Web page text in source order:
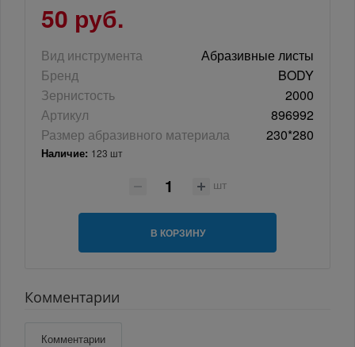
50 руб.
Вид инструмента
Абразивные листы
Бренд
BODY
Зернистость
2000
Артикул
896992
Размер абразивного материала
230*280
Наличие: 123 шт
шт
В КОРЗИНУ
Комментарии
Комментарии